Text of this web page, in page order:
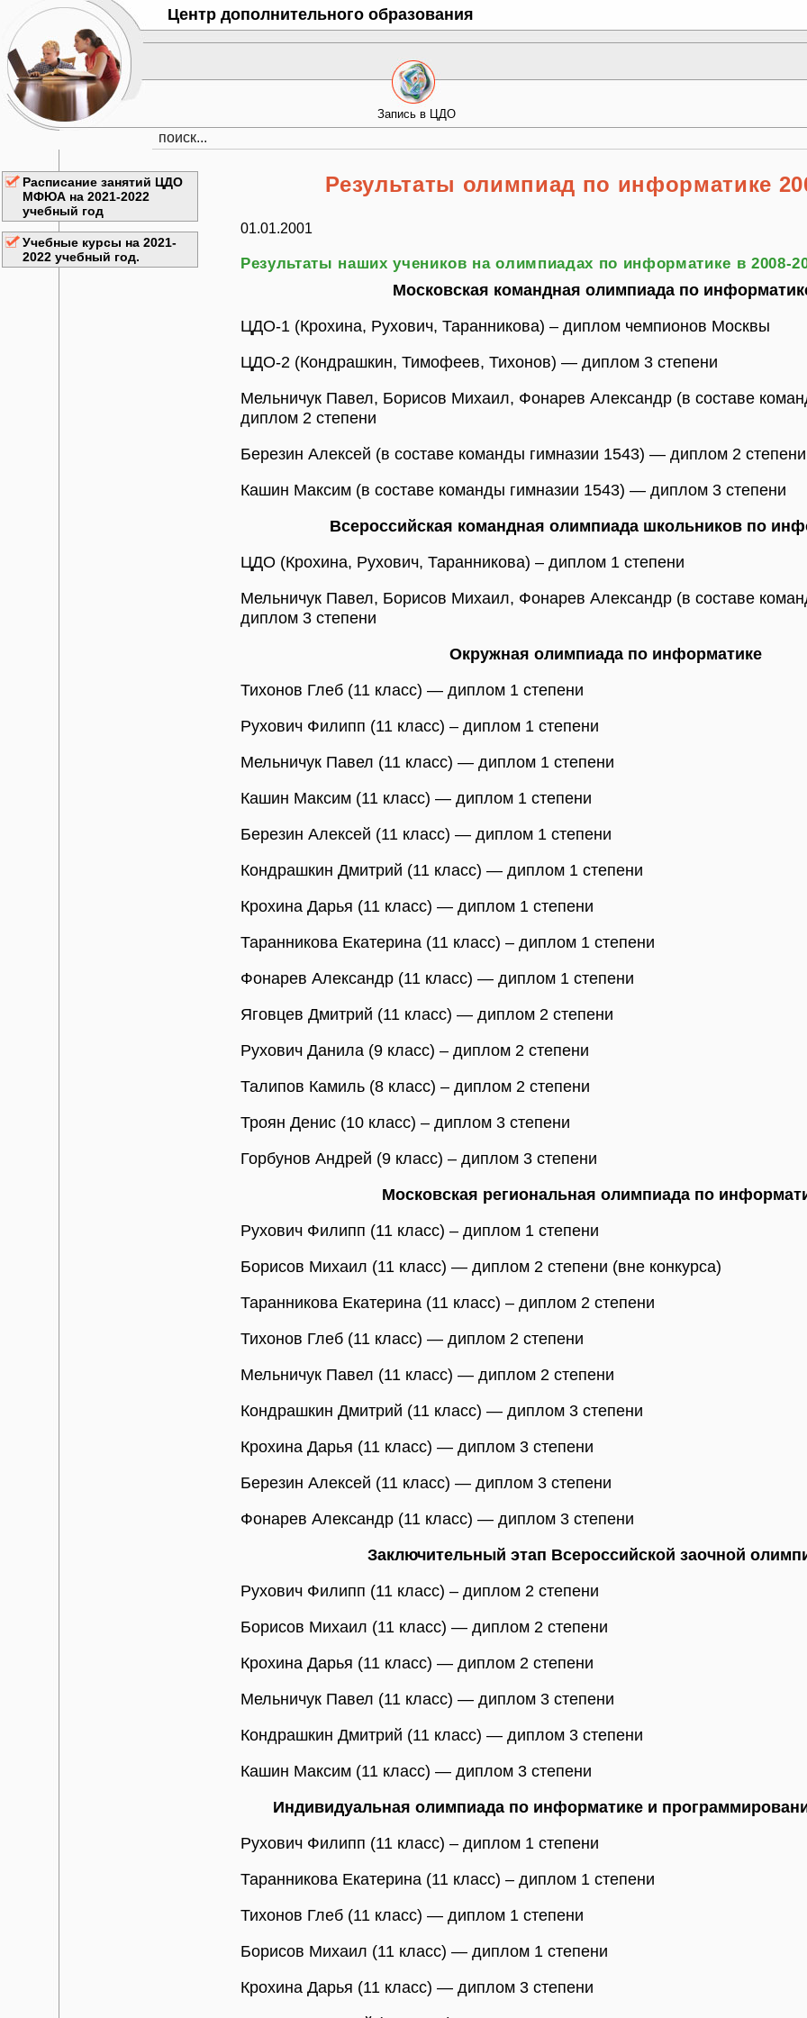
Центр дополнительного образования
Запись в ЦДО
Расписание занятий ЦДО
МФЮА на 2021-2022
учебный год
Учебные курсы на 2021-
2022 учебный год.
Результаты олимпиад по информатике
01.01.2001
Результаты наших учеников на олимпиадах по информатике в 2008-
Московская командная олимпиада по
ЦДО-1 (Крохина, Рухович, Таранникова) – диплом чемпионов Москвы
ЦДО-2 (Кондрашкин, Тимофеев, Тихонов) — диплом 3 степени
Мельничук Павел, Борисов Михаил, Фонарев Александр (в составе
диплом 2 степени
Березин Алексей (в составе команды гимназии 1543) — диплом 2 степени
Кашин Максим (в составе команды гимназии 1543) — диплом 3 степени
Всероссийская командная олимпиада школьников по
ЦДО (Крохина, Рухович, Таранникова) – диплом 1 степени
Мельничук Павел, Борисов Михаил, Фонарев Александр (в составе
диплом 3 степени
Окружная олимпиада по информатике
Тихонов Глеб (11 класс) — диплом 1 степени
Рухович Филипп (11 класс) – диплом 1 степени
Мельничук Павел (11 класс) — диплом 1 степени
Кашин Максим (11 класс) — диплом 1 степени
Березин Алексей (11 класс) — диплом 1 степени
Кондрашкин Дмитрий (11 класс) — диплом 1 степени
Крохина Дарья (11 класс) — диплом 1 степени
Таранникова Екатерина (11 класс) – диплом 1 степени
Фонарев Александр (11 класс) — диплом 1 степени
Яговцев Дмитрий (11 класс) — диплом 2 степени
Рухович Данила (9 класс) – диплом 2 степени
Талипов Камиль (8 класс) – диплом 2 степени
Троян Денис (10 класс) – диплом 3 степени
Горбунов Андрей (9 класс) – диплом 3 степени
Московская региональная олимпиада по
Рухович Филипп (11 класс) – диплом 1 степени
Борисов Михаил (11 класс) — диплом 2 степени (вне конкурса)
Таранникова Екатерина (11 класс) – диплом 2 степени
Тихонов Глеб (11 класс) — диплом 2 степени
Мельничук Павел (11 класс) — диплом 2 степени
Кондрашкин Дмитрий (11 класс) — диплом 3 степени
Крохина Дарья (11 класс) — диплом 3 степени
Березин Алексей (11 класс) — диплом 3 степени
Фонарев Александр (11 класс) — диплом 3 степени
Заключительный этап Всероссийской заочной
Рухович Филипп (11 класс) – диплом 2 степени
Борисов Михаил (11 класс) — диплом 2 степени
Крохина Дарья (11 класс) — диплом 2 степени
Мельничук Павел (11 класс) — диплом 3 степени
Кондрашкин Дмитрий (11 класс) — диплом 3 степени
Кашин Максим (11 класс) — диплом 3 степени
Индивидуальная олимпиада по информатике и
Рухович Филипп (11 класс) – диплом 1 степени
Таранникова Екатерина (11 класс) – диплом 1 степени
Тихонов Глеб (11 класс) — диплом 1 степени
Борисов Михаил (11 класс) — диплом 1 степени
Крохина Дарья (11 класс) — диплом 3 степени